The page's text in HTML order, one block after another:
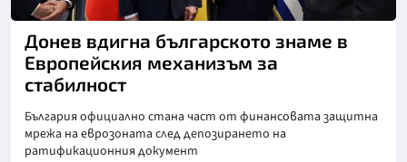
Донев вдигна българското знаме в
Европейския механизъм за
стабилност
България официално стана част от финансовата защитна
мрежа на еврозоната след депозирането на
ратификационния документ